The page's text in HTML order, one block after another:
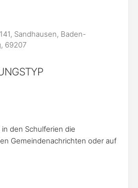
Sandhausen, Baden-
69207
den Schulferien die
Gemeindenachrichten oder auf